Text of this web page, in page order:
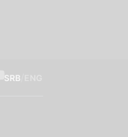
SRB